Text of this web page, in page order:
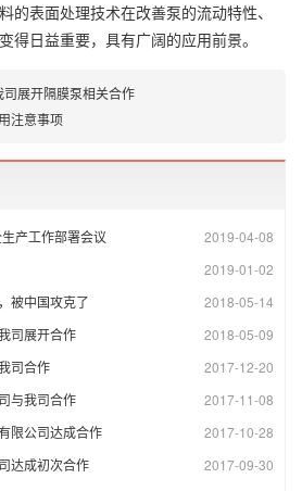
的表面处理技术在改善泵的流动特性、
得日益重要，具有广阔的应用前景。
展开隔膜泵相关合作
注意事项
2019-04-08
产工作部署会议
2019-01-02
2018-05-14
被中国攻克了
2018-05-09
司展开合作
2017-12-20
司合作
2017-11-08
与我司合作
2017-10-28
限公司达成合作
2017-09-30
达成初次合作